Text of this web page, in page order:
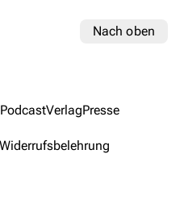
Nach oben
PodcastVerlagPresse
Widerrufsbelehrung